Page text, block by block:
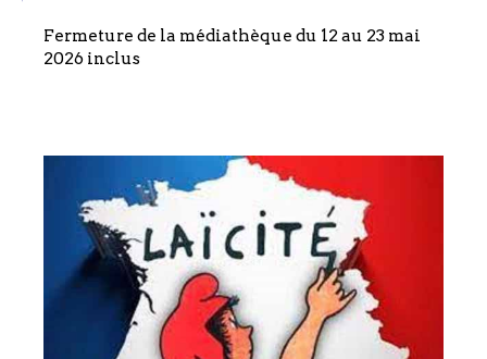
Fermeture de la médiathèque du 12 au 23 mai
2026 inclus